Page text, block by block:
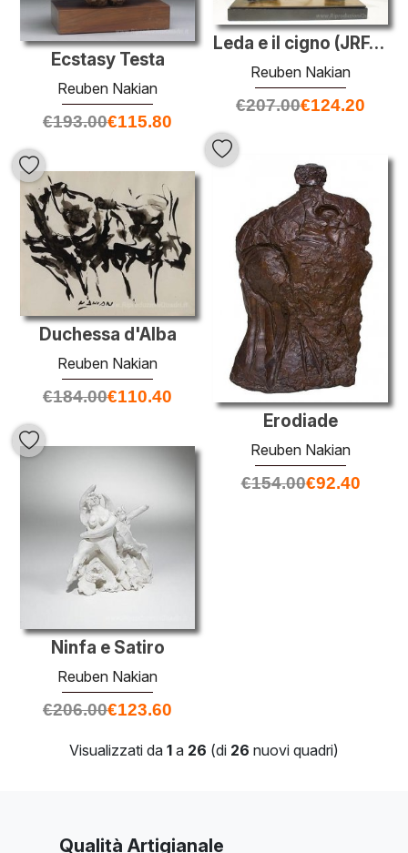
Ecstasy Testa
Reuben Nakian
€193.00€115.80
Leda e il cigno (JRFA 9882)
Reuben Nakian
€207.00€124.20
Erodiade
Reuben Nakian
€154.00€92.40
Duchessa d'Alba
Reuben Nakian
€184.00€110.40
Ninfa e Satiro
Reuben Nakian
€206.00€123.60
Visualizzati da 1 a 26 (di 26 nuovi quadri)
Qualità Artigianale